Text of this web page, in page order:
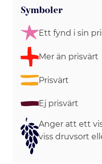
Symboler
Ett fynd i sin
Mer än prisvärt
Prisvärt
Ej prisvärt
Anger att ett
viss druvsort